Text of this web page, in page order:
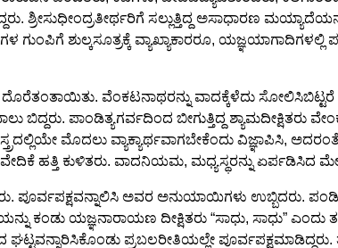
ಶ್ರೀಸುಧೀಂದ್ರತೀರ್ಥರಿಗೆ ಸಲ್ಲುತ್ತಿದ್ದ ಅಸಾಧಾರಣ
ಶುಲ್ಕಸೂತ್ರಕ್ಕೆ ವ್ಯಾಖ್ಯಾಕಾರರೂ,
ವೆಂಕಟನಾಥರನ್ನು ವಾದಕ್ಕೆಳೆದು
ಬಿದ್ದರು. ಪಾಂಡಿತ್ಯಗರ್ವದಿಂದ ಬೀಗುತ್ತಿದ್ದ ಶ್ಯಾಮದೀಕ್ಷಿತರು
ಮೊದಲು ವ್ಯಾಕ್ಯಾರ್ಥವಾಗಬೇಕೆಂದು ವಿಜ್ಞಾಪಿಸಿ,
ಹತ್ತಿ ಕುಳಿತರು. ವಾದನಿಯಮ, ಮಧ್ಯಸ್ಥರನ್ನು ಏರ್ಪಡಿಸಿದ
ಪೂರ್ವಪಕ್ಷವನ್ನಾಲಿಸಿ ಅವರ ಅನುಯಾಯಿಗಳು ಉಬ್ಬಿದರು.
ಕಂಡು ಯಜ್ಞನಾರಾಯಣ ದೀಕ್ಷಿತರು “ಸಾಧು, ಸಾಧು” ಎಂದು
ಪ್ರಬಲರೀತಿಯಲ್ಲೇ ಪೂರ್ವಪಕ್ಷಮಾಡಿದ್ದರು.